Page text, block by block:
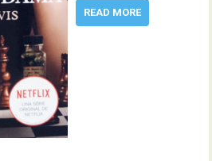
READ MORE